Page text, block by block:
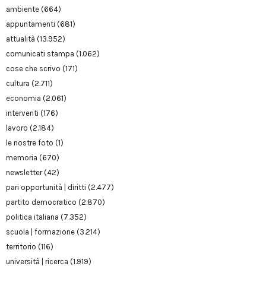
ambiente (664)
appuntamenti (681)
attualità (13.952)
comunicati stampa (1.062)
cose che scrivo (171)
cultura (2.711)
economia (2.061)
interventi (176)
lavoro (2.184)
le nostre foto (1)
memoria (670)
newsletter(42)
pari opportunità | diritti (2.477)
partito democratico (2.870)
politica italiana (7.352)
scuola | formazione (3.214)
territorio (116)
università | ricerca (1.919)